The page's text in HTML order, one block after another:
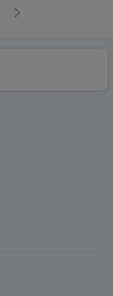
Następna strona